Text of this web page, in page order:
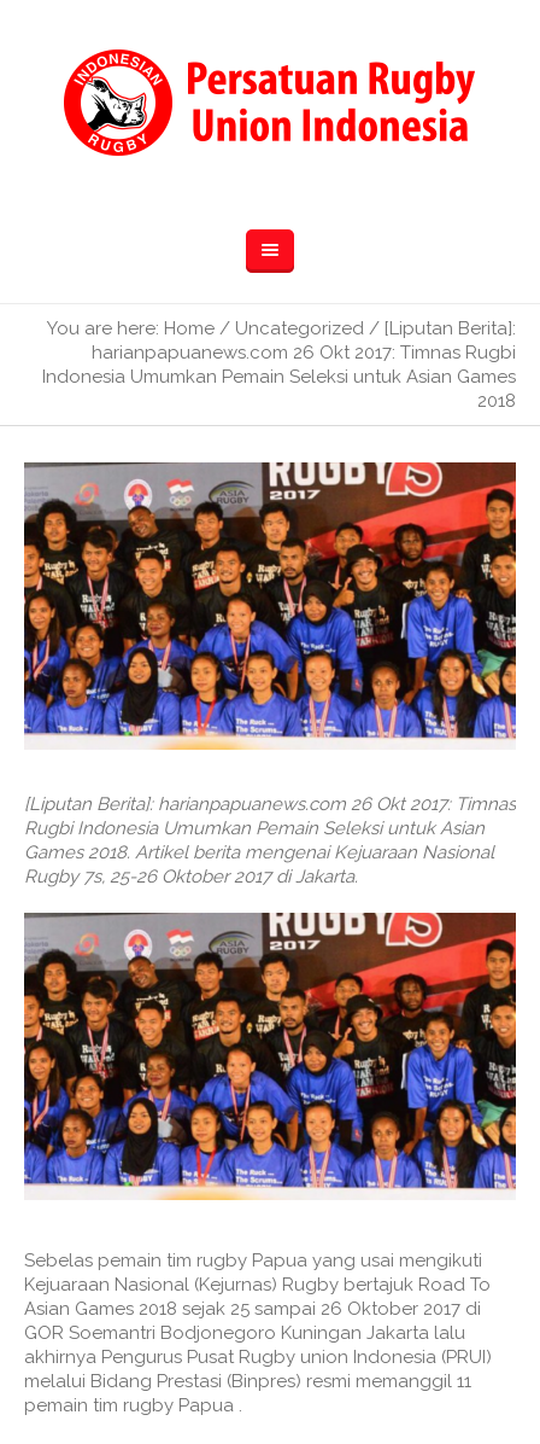
You are here: Home / Uncategorized / [Liputan Berita]:
harianpapuanews.com 26 Okt 2017: Timnas Rugbi
Indonesia Umumkan Pemain Seleksi untuk Asian Games
2018
[Liputan Berita]: harianpapuanews.com 26 Okt 2017: Timnas
Rugbi Indonesia Umumkan Pemain Seleksi untuk Asian
Games 2018. Artikel berita mengenai Kejuaraan Nasional
Rugby 7s, 25-26 Oktober 2017 di Jakarta.
Sebelas pemain tim rugby Papua yang usai mengikuti
Kejuaraan Nasional (Kejurnas) Rugby bertajuk Road To
Asian Games 2018 sejak 25 sampai 26 Oktober 2017 di
GOR Soemantri Bodjonegoro Kuningan Jakarta lalu
akhirnya Pengurus Pusat Rugby union Indonesia (PRUI)
melalui Bidang Prestasi (Binpres) resmi memanggil 11
pemain tim rugby Papua .